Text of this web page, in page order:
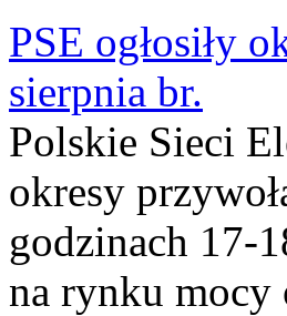
PSE ogłosiły
sierpnia br.
Polskie Sieci
okresy
godzinach 17-
na rynku mocy